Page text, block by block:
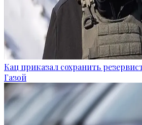
Кац приказал сохранить
Газой